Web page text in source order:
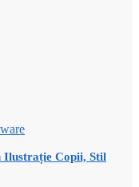
Ilustrație Copii, Stil